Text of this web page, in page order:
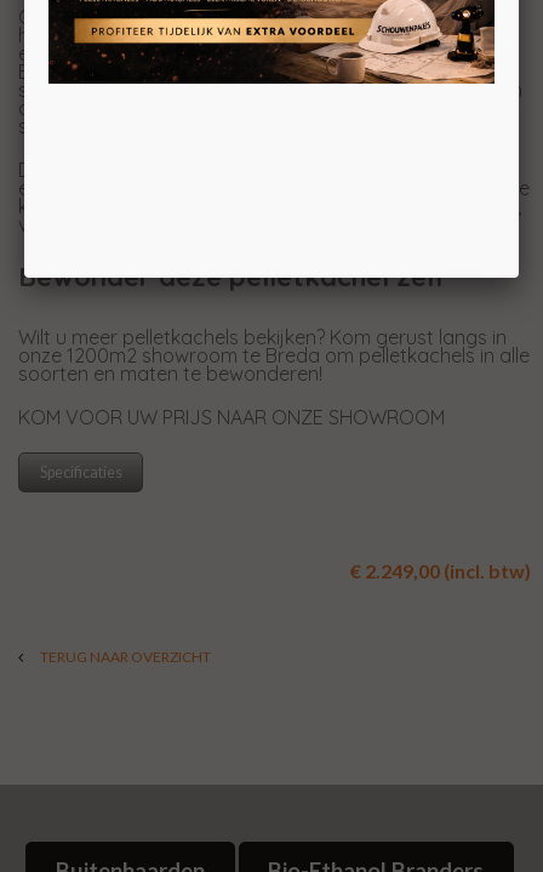
Onderhoud is nog nooit zo makkelijk geweest. De Pelle
heeft een serviceluik aan de achterzijde, zodat je
eenvoudig bij de vijzelmotor en gloeibougie kunt komen.
Bovendien beschikt de kachel over een handige
schoonmaakopening voor de rookgasventilator, die zich
direct onder de brandpotbak bevindt. Hierdoor wordt
schoonmaken een eenvoudige en snelle klus.
De Pelle is wifi voorbereid, wat betekent dat je optioneel
een Duepi WiFi-module kunt aansluiten. Hiermee kun je de
kachel op afstand bedienen via je smartphone of tablet,
voor een nog comfortabelere gebruikerservaring.
Bewonder deze pelletkachel zelf
Wilt u meer pelletkachels bekijken? Kom gerust langs in
onze 1200m2 showroom te Breda om pelletkachels in alle
soorten en maten te bewonderen!
KOM VOOR UW PRIJS NAAR ONZE SHOWROOM
Specificaties
€ 2.249,00 (incl. btw)
TERUG NAAR OVERZICHT